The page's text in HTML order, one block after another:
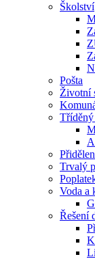
Školství
Pošta
Životní
Tříděný
Trvalý
Voda a
Řešení